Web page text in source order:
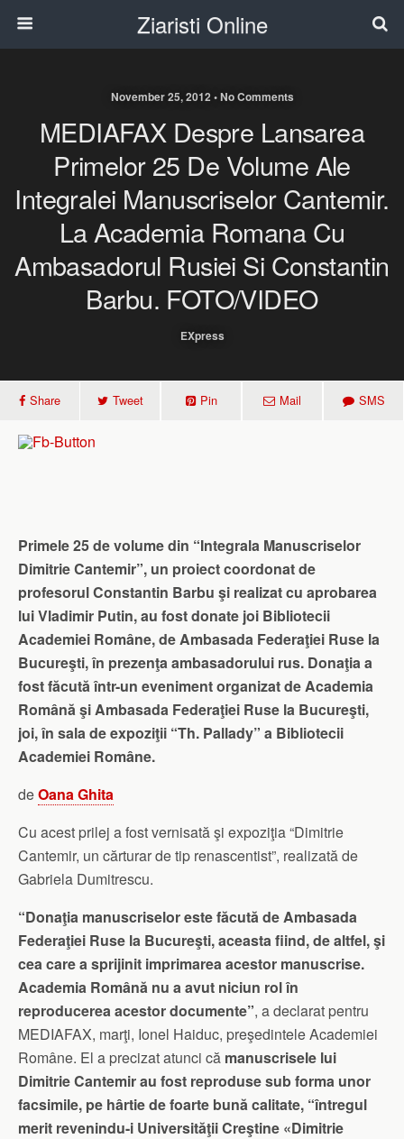
Ziaristi Online
November 25, 2012 • No Comments
MEDIAFAX Despre Lansarea
Primelor 25 De Volume Ale
Integralei Manuscriselor Cantemir.
La Academia Romana Cu
Ambasadorul Rusiei Si Constantin
Barbu. FOTO/VIDEO
EXpress
Share Tweet Pin Mail SMS
Primele 25 de volume din “Integrala Manuscriselor
Dimitrie Cantemir”, un proiect coordonat de
profesorul Constantin Barbu şi realizat cu aprobarea
lui Vladimir Putin, au fost donate joi Bibliotecii
Academiei Române, de Ambasada Federaţiei Ruse la
Bucureşti, în prezenţa ambasadorului rus. Donaţia a
fost făcută într-un eveniment organizat de Academia
Română şi Ambasada Federaţiei Ruse la Bucureşti,
joi, în sala de expoziţii “Th. Pallady” a Bibliotecii
Academiei Române.
deOana Ghita
Cu acest prilej a fost vernisată şi expoziţia “Dimitrie
Cantemir, un cărturar de tip renascentist”, realizată de
Gabriela Dumitrescu.
“Donaţia manuscriselor este făcută de Ambasada
Federaţiei Ruse la Bucureşti, aceasta fiind, de altfel, şi
cea care a sprijinit imprimarea acestor manuscrise.
Academia Română nu a avut niciun rol în
reproducerea acestor documente”, a declarat pentru
MEDIAFAX, marţi, Ionel Haiduc, preşedintele Academiei
Române. El a precizat atunci că manuscrisele lui
Dimitrie Cantemir au fost reproduse sub forma unor
facsimile, pe hârtie de foarte bună calitate, “întregul
merit revenindu-i Universităţii Creştine «Dimitrie